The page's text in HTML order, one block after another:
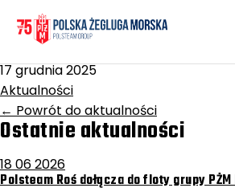
Homepage
Legiony Polskie
17 grudnia 2025
Aktualności
← Powrót do aktualności
Ostatnie aktualności
18 06 2026
Polsteam Roś dołącza do floty grupy PŻM